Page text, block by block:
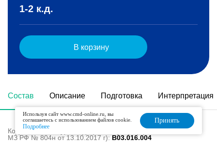
Состав Описание Подготовка Интерпретация
Код в номенклатуре медицинских услуг (Приказ
МЗ РФ № 804н от 13.10.2017 г):B03.016.004
1-2 к.д.
В корзину
Используя сайт www.cmd-online.ru, вы
соглашаетесь с использованием файлов cookie.
Подробнее
Принять